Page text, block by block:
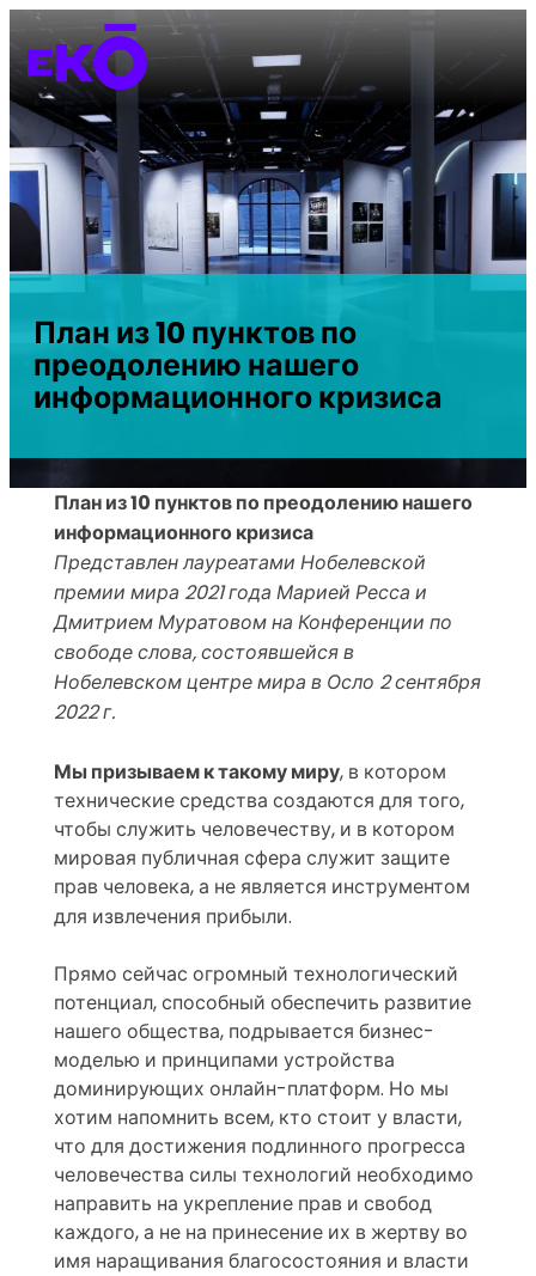
План из 10 пунктов по
преодолению нашего
информационного кризиса
План из 10 пунктов по преодолению нашего
информационного кризиса
Представлен лауреатами Нобелевской
премии мира 2021 года Марией Ресса и
Дмитрием Муратовом на Конференции по
свободе слова, состоявшейся в
Нобелевском центре мирав Осло 2 сентября
2022 г.
Мы призываем к такому миру, в котором
технические средства создаются для того,
чтобы служить человечеству, и в котором
мировая публичная сфера служит защите
прав человека, а не является инструментом
для извлечения прибыли.
Прямо сейчас огромный технологический
потенциал, способный обеспечить развитие
нашего общества, подрывается бизнес-
моделью и принципами устройства
доминирующих онлайн-платформ. Но мы
хотим напомнить всем, кто стоит у власти,
что для достижения подлинного прогресса
человечества силы технологий необходимо
направить на укрепление прав и свобод
каждого, а не на принесение их в жертву во
имя наращивания благосостояния и власти